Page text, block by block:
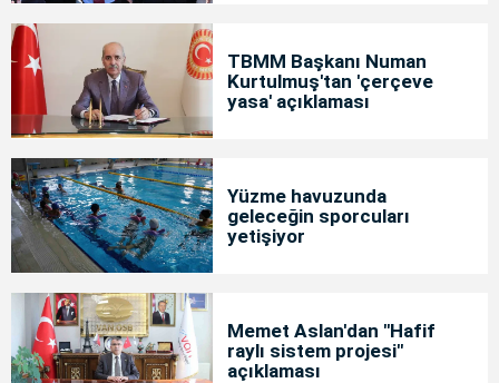
TBMM Başkanı Numan
Kurtulmuş'tan 'çerçeve
yasa' açıklaması
Yüzme havuzunda
geleceğin sporcuları
yetişiyor
Memet Aslan'dan "Hafif
raylı sistem projesi"
açıklaması